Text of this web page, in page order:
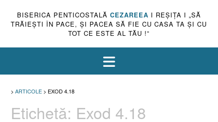
BISERICA PENTICOSTALĂ CEZAREEA I REŞIŢA I „SĂ
TRĂIEŞTI ÎN PACE, ŞI PACEA SĂ FIE CU CASA TA ŞI CU
TOT CE ESTE AL TĂU !”
> ARTICOLE > EXOD 4.18
Etichetă: Exod 4.18